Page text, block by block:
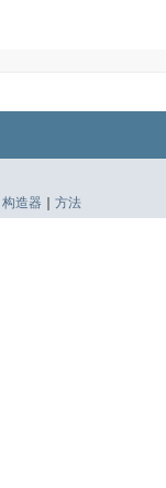
构造器 方法